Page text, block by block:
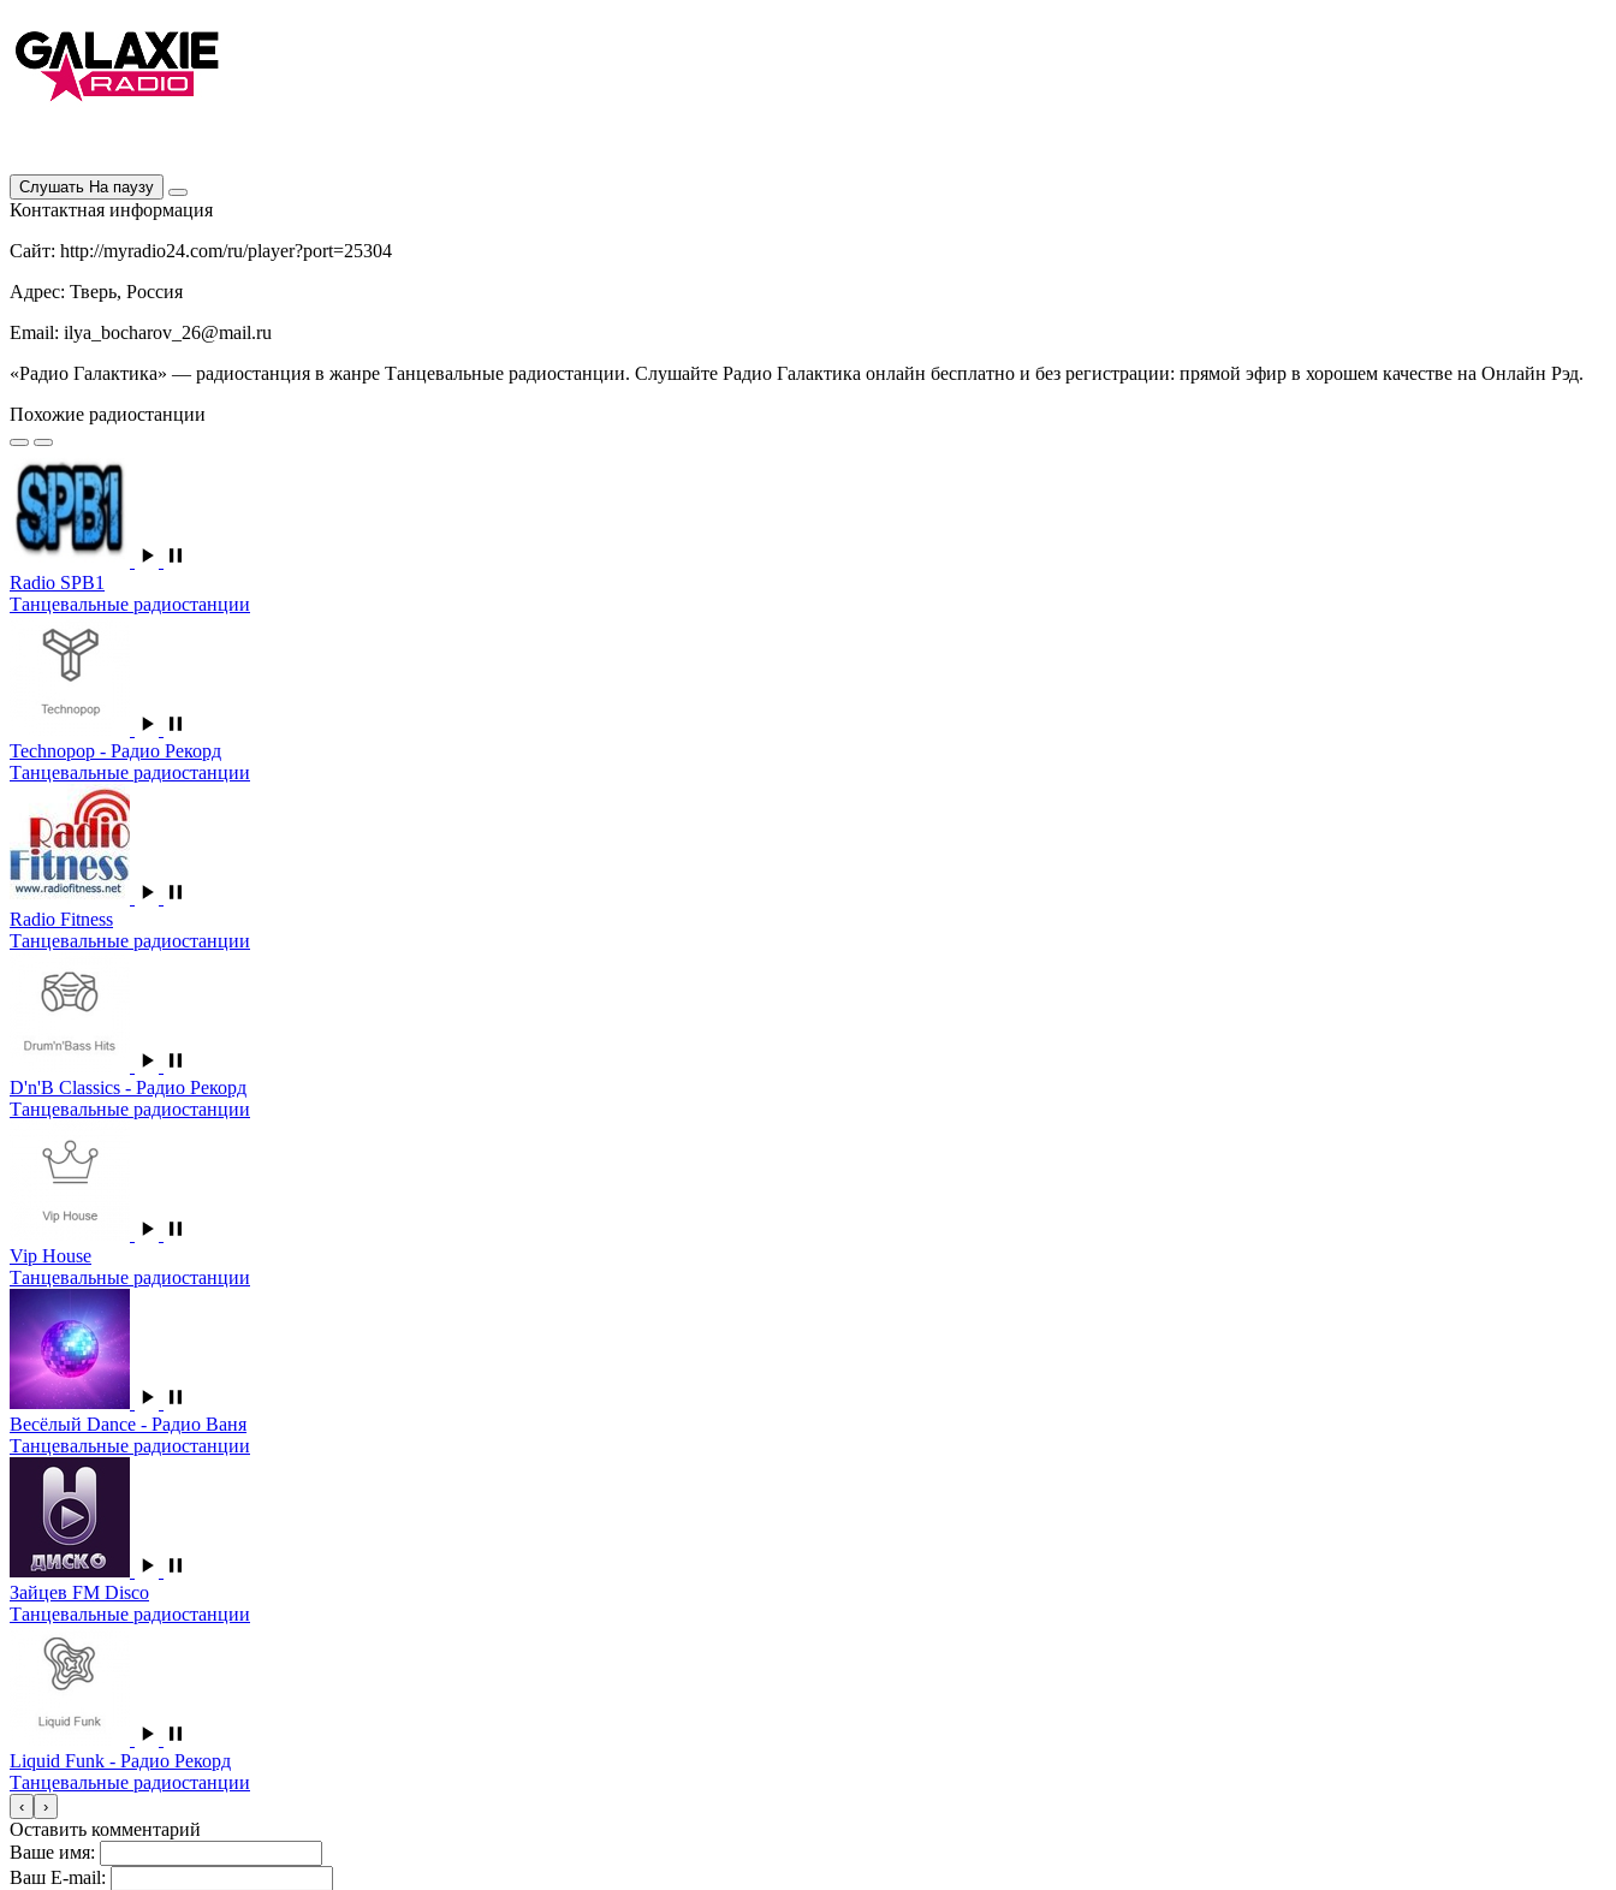
Слушать На паузу
Контактная информация
Сайт: http://myradio24.com/ru/player?port=25304
Адрес: Тверь, Россия
Email: ilya_bocharov_26@mail.ru
«Радио Галактика» — радиостанция в жанре Танцевальные радиостанции. Слушайте Радио Галактика онлайн бесплатно и без регистрации: прямой эфир в хорошем качестве на Онлайн Рэд.
Похожие радиостанции
Radio SPB1
Танцевальные радиостанции
Technopop - Радио Рекорд
Танцевальные радиостанции
Radio Fitness
Танцевальные радиостанции
D'n'B Classics - Радио Рекорд
Танцевальные радиостанции
Vip House
Танцевальные радиостанции
Весёлый Dance - Радио Ваня
Танцевальные радиостанции
Зайцев FM Disco
Танцевальные радиостанции
Liquid Funk - Радио Рекорд
Танцевальные радиостанции
‹ ›
Оставить комментарий
Ваше имя:
Ваш E-mail: